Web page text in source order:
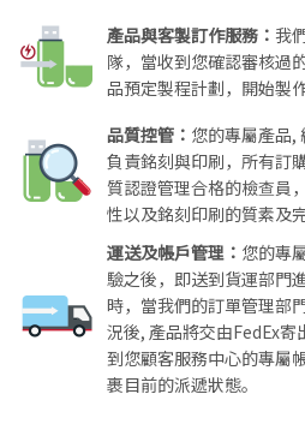
產品與客製訂作服務： 我
隊，當收到您確認審核過
品預定製程計劃，開始製
品質控管： 您的專屬產品,
負責銘刻與印刷，所有訂
質認證管理合格的檢查員
性以及銘刻印刷的質素及完
運送及帳戶管理： 您的專
驗之後，即送到貨運部門
時，當我們的訂單管理部
況後, 產品將交由FedEx
到您顧客服務中心的專屬
裹目前的派遞狀態。